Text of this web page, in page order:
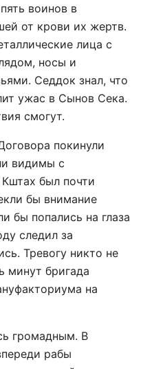
воинов в
от крови их жертв.
лица с
носы и
Седдок знал, что
ужас в Сынов Сека.
смогут.
покинули
видимы с
был почти
бы внимание
бы попались на глаза
следил за
Тревогу никто не
минут бригада
на
громадным. В
рабы